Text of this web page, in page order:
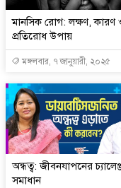
মানসিক রোগ: লক্ষণ, কারণ
প্রতিরোধ উপায়
মঙ্গলবার, ৭ জানুয়ারী, ২০২৫
অন্ধত্ব: জীবনযাপনের
সমাধান